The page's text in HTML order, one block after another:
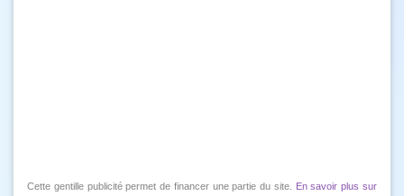
Cette gentille publicité permet de financer une partie du site.
En savoir plus sur